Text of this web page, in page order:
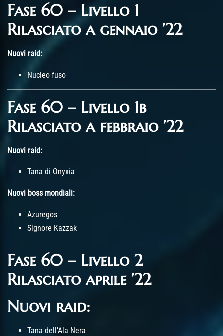
Fase 60 – Livello 1
Rilasciato a gennaio ’22
Nuovi raid:
Nucleo fuso
Fase 60 – Livello 1b
Rilasciato a febbraio ’22
Nuovi raid:
Tana di Onyxia
Nuovi boss mondiali:
Azuregos
Signore Kazzak
Fase 60 – Livello 2
Rilasciato aprile ’22
Nuovi raid:
Tana dell’Ala Nera